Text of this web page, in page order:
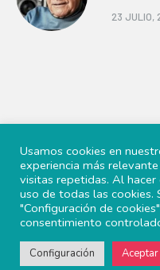
23 JULIO,
© 2022 Periscopio
Usamos cookies en
experiencia más
visitas repetidas. Al
uso de todas las cookies.
"Configuración de
consentimiento
Configuración